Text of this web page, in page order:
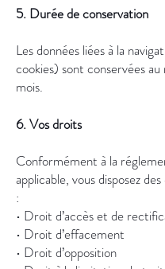
5. Durée de conservation
Les données liées à la
cookies) sont conservées au
mois.
6. Vos droits
Conformément à la
applicable, vous disposez
:
• Droit d’accès et de
• Droit d’effacement
• Droit d’opposition